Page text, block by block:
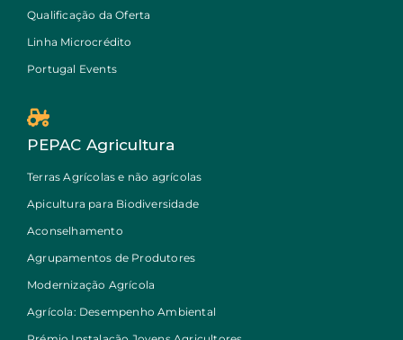
Qualificação da Oferta
Linha Microcrédito
Portugal Events
PEPAC Agricultura
Terras Agrícolas e não agrícolas
Apicultura para Biodiversidade
Aconselhamento
Agrupamentos de Produtores
Modernização Agrícola
Agrícola: Desempenho Ambiental